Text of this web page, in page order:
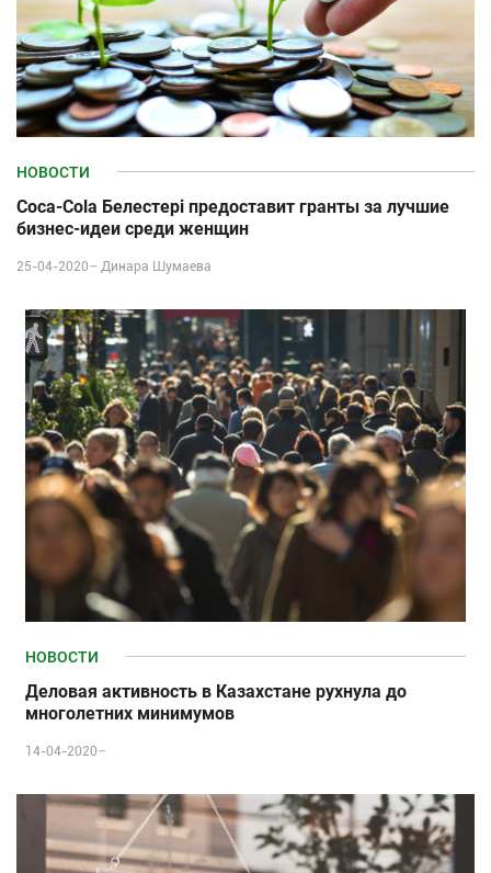
НОВОСТИ
Coca-Cola Белестері предоставит гранты за лучшие
бизнес-идеи среди женщин
25-04-2020– Динара Шумаева
НОВОСТИ
Деловая активность в Казахстане рухнула до
многолетних минимумов
14-04-2020–